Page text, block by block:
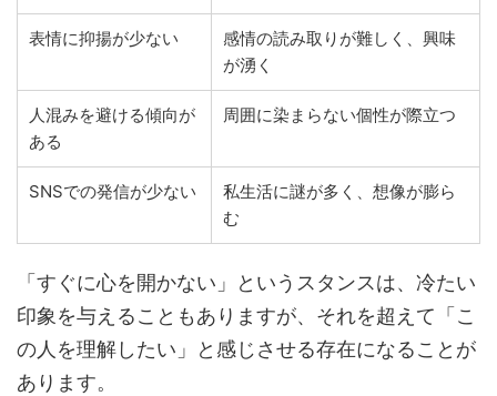
表情に抑揚が少ない
感情の読み取りが難しく、興味
が湧く
人混みを避ける傾向が
ある
周囲に染まらない個性が際立つ
SNSでの発信が少ない
私生活に謎が多く、想像が膨ら
む
「すぐに心を開かない」というスタンスは、冷たい
印象を与えることもありますが、それを超えて「こ
の人を理解したい」と感じさせる存在になることが
あります。